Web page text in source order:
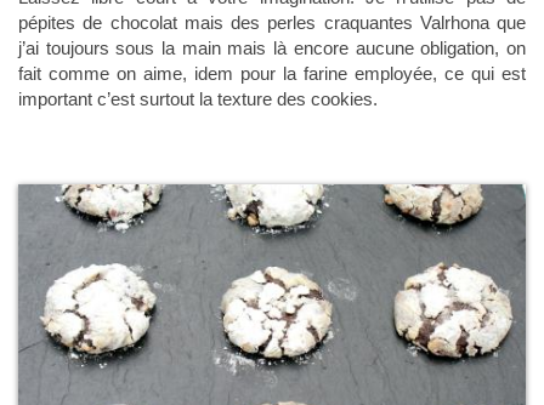
pépites de chocolat mais des perles craquantes Valrhona que
j’ai toujours sous la main mais là encore aucune obligation, on
fait comme on aime, idem pour la farine employée, ce qui est
important c’est surtout la texture des cookies.